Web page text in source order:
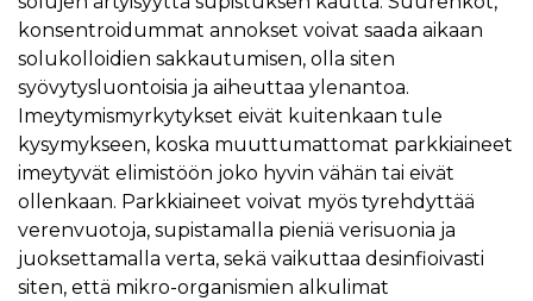
konsentroidummat annokset voivat saada aikaan
solukolloidien sakkautumisen, olla siten
syövytysluontoisia ja aiheuttaa ylenantoa.
Imeytymismyrkytykset eivät kuitenkaan tule
kysymykseen, koska muuttumattomat parkkiaineet
imeytyvät elimistöön joko hyvin vähän tai eivät
ollenkaan. Parkkiaineet voivat myös tyrehdyttää
verenvuotoja, supistamalla pieniä verisuonia ja
juoksettamalla verta, sekä vaikuttaa desinfioivasti
siten, että mikro-organismien alkulimat